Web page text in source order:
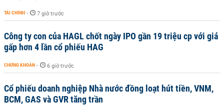
TÀI CHÍNH - 7 giờ trước
Công ty con của HAGL chốt ngày IPO gần 19 triệu cp với giá
gấp hơn 4 lần cổ phiếu HAG
CHỨNG KHOÁN - 6 giờ trước
Cổ phiếu doanh nghiệp Nhà nước đồng loạt hút tiền, VNM,
BCM, GAS và GVR tăng trần